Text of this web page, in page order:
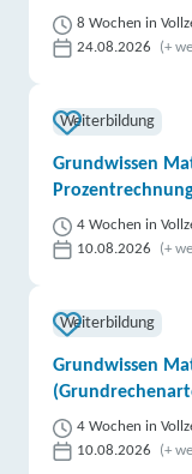
8 Wochen in
24.08.2026
(+
Weiterbildung
Grundwissen
4 Wochen in
10.08.2026
(+
Weiterbildung
Grundwissen
4 Wochen in
10.08.2026
(+